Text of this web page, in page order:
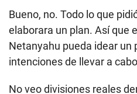
Bueno, no. Todo lo que
elaborara un plan. Así que
Netanyahu pueda idear un
intenciones de llevar a
No veo divisiones reales